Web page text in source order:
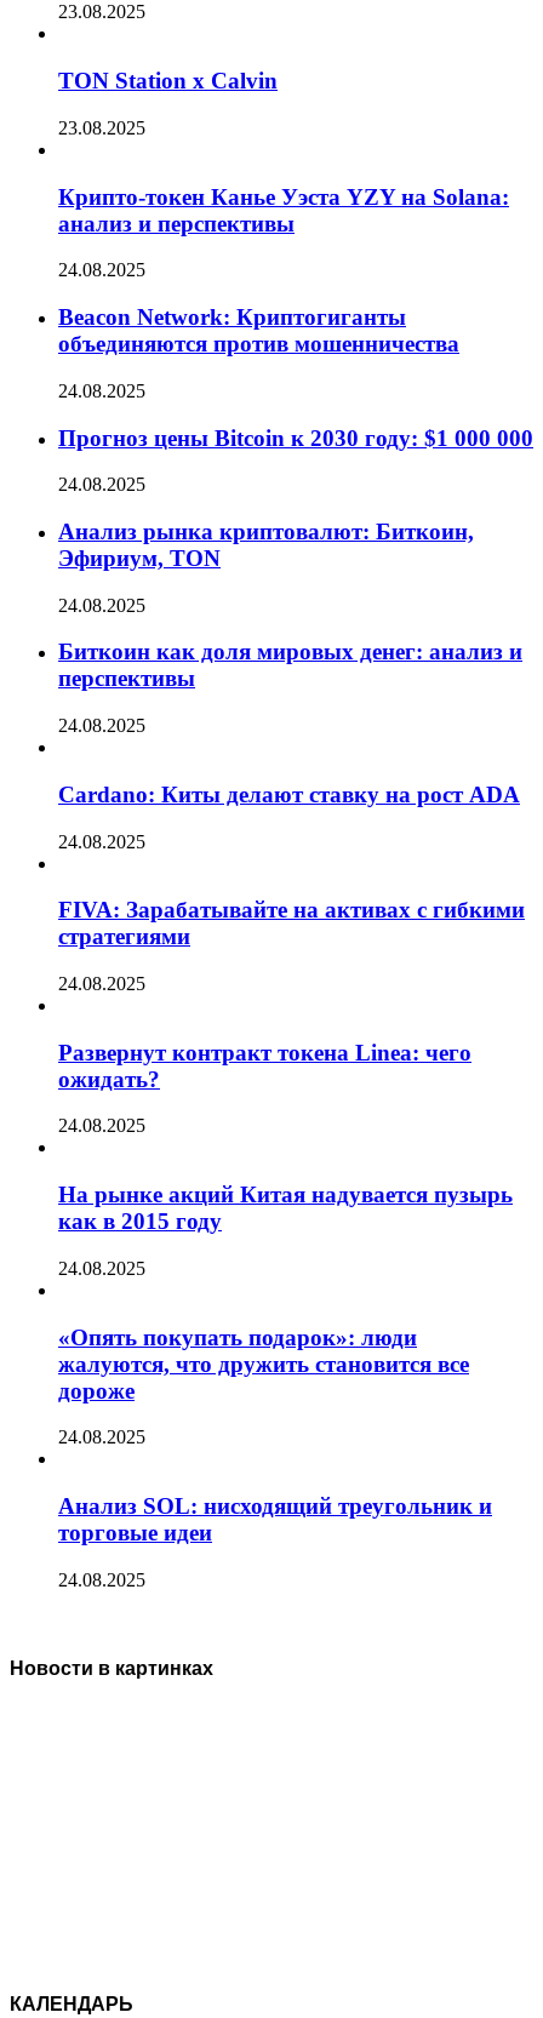
23.08.2025
TON Station x Calvin
23.08.2025
Крипто-токен Канье Уэста YZY на Solana:
анализ и перспективы
24.08.2025
Beacon Network: Криптогиганты
объединяются против мошенничества
24.08.2025
Прогноз цены Bitcoin к 2030 году: $1 000 000
24.08.2025
Анализ рынка криптовалют: Биткоин,
Эфириум, TON
24.08.2025
Биткоин как доля мировых денег: анализ и
перспективы
24.08.2025
Cardano: Киты делают ставку на рост ADA
24.08.2025
FIVA: Зарабатывайте на активах с гибкими
стратегиями
24.08.2025
Развернут контракт токена Linea: чего
ожидать?
24.08.2025
На рынке акций Китая надувается пузырь
как в 2015 году
24.08.2025
«Опять покупать подарок»: люди
жалуются, что дружить становится все
дороже
24.08.2025
Анализ SOL: нисходящий треугольник и
торговые идеи
24.08.2025
Новости в картинках
КАЛЕНДАРЬ